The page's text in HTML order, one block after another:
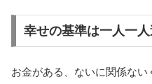
幸せの基準は一人一人
お金がある、ないに関係ない